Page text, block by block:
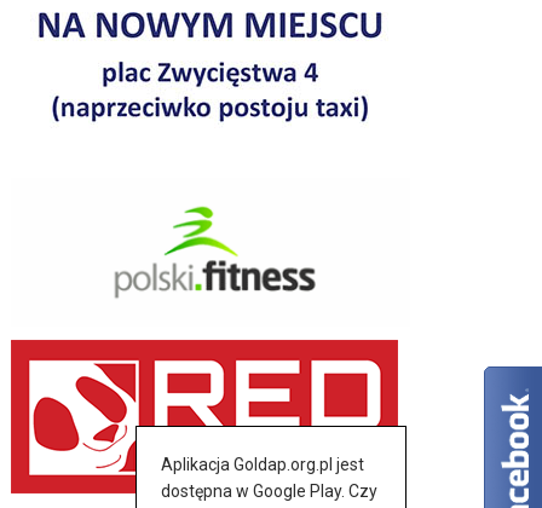
Aplikacja Goldap.org.pl jest
dostępna w Google Play. Czy